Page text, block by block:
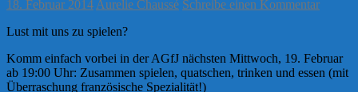
18. Februar 2014 Aurelie Chaussé Schreibe einen Kommentar
Lust mit uns zu spielen?
Komm einfach vorbei in der AGfJ nächsten Mittwoch, 19. Februar
ab 19:00 Uhr: Zusammen spielen, quatschen, trinken und essen (mit
Überraschung französische Spezialität!)